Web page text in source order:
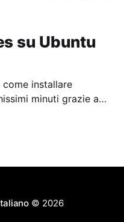
su Ubuntu
installare
minuti grazie a
© 2026